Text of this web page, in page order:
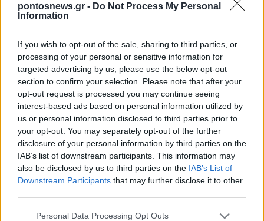
pontosnews.gr - Do Not Process My Personal
Information
If you wish to opt-out of the sale, sharing to third parties, or
processing of your personal or sensitive information for
targeted advertising by us, please use the below opt-out
section to confirm your selection. Please note that after your
opt-out request is processed you may continue seeing
interest-based ads based on personal information utilized by
us or personal information disclosed to third parties prior to
your opt-out. You may separately opt-out of the further
disclosure of your personal information by third parties on the
IAB’s list of downstream participants. This information may
also be disclosed by us to third parties on the IAB’s List of
Downstream Participants that may further disclose it to other
Please note that this website/app uses one or more Google
Personal Data Processing Opt Outs
Έκκληση της Μαντόνα στον πάπα Λέοντα να επισκεφθεί τη
είσοδος»
12/08/2025 - 3:16μμ